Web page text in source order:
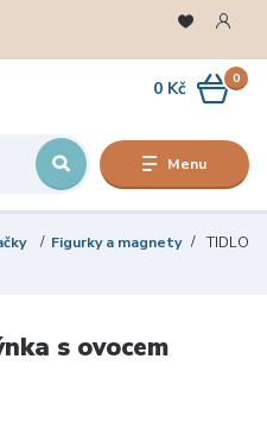
Menu
0
0 Kč
Figurky a magnety
TIDLO
s ovocem